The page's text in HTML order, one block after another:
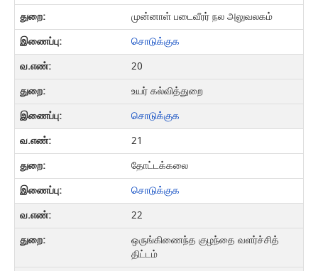
முன்னாள் படைவீரர் நல அலுவலகம்
சொடுக்குக
20
உயர் கல்வித்துறை
சொடுக்குக
21
தோட்டக்கலை
சொடுக்குக
22
ஒருங்கிணைந்த குழந்தை வளர்ச்சித்
திட்டம்